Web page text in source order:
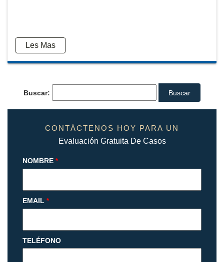
Les Mas
Buscar:
CONTÁCTENOS HOY PARA UN
Evaluación Gratuita De Casos
NOMBRE *
EMAIL *
TELÉFONO